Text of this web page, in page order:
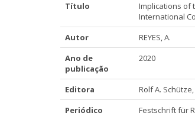
Título
Implications of
International
Autor
REYES, A.
Ano de
publicação
2020
Editora
Rolf A.
Periódico
Festschrift für